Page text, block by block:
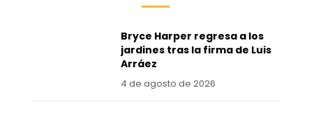
Bryce Harper regresa a los
jardines tras la firma de Luis
Arráez
4 de agosto de 2026